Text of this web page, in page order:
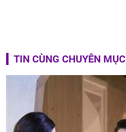
TIN CÙNG CHUYÊN MỤC